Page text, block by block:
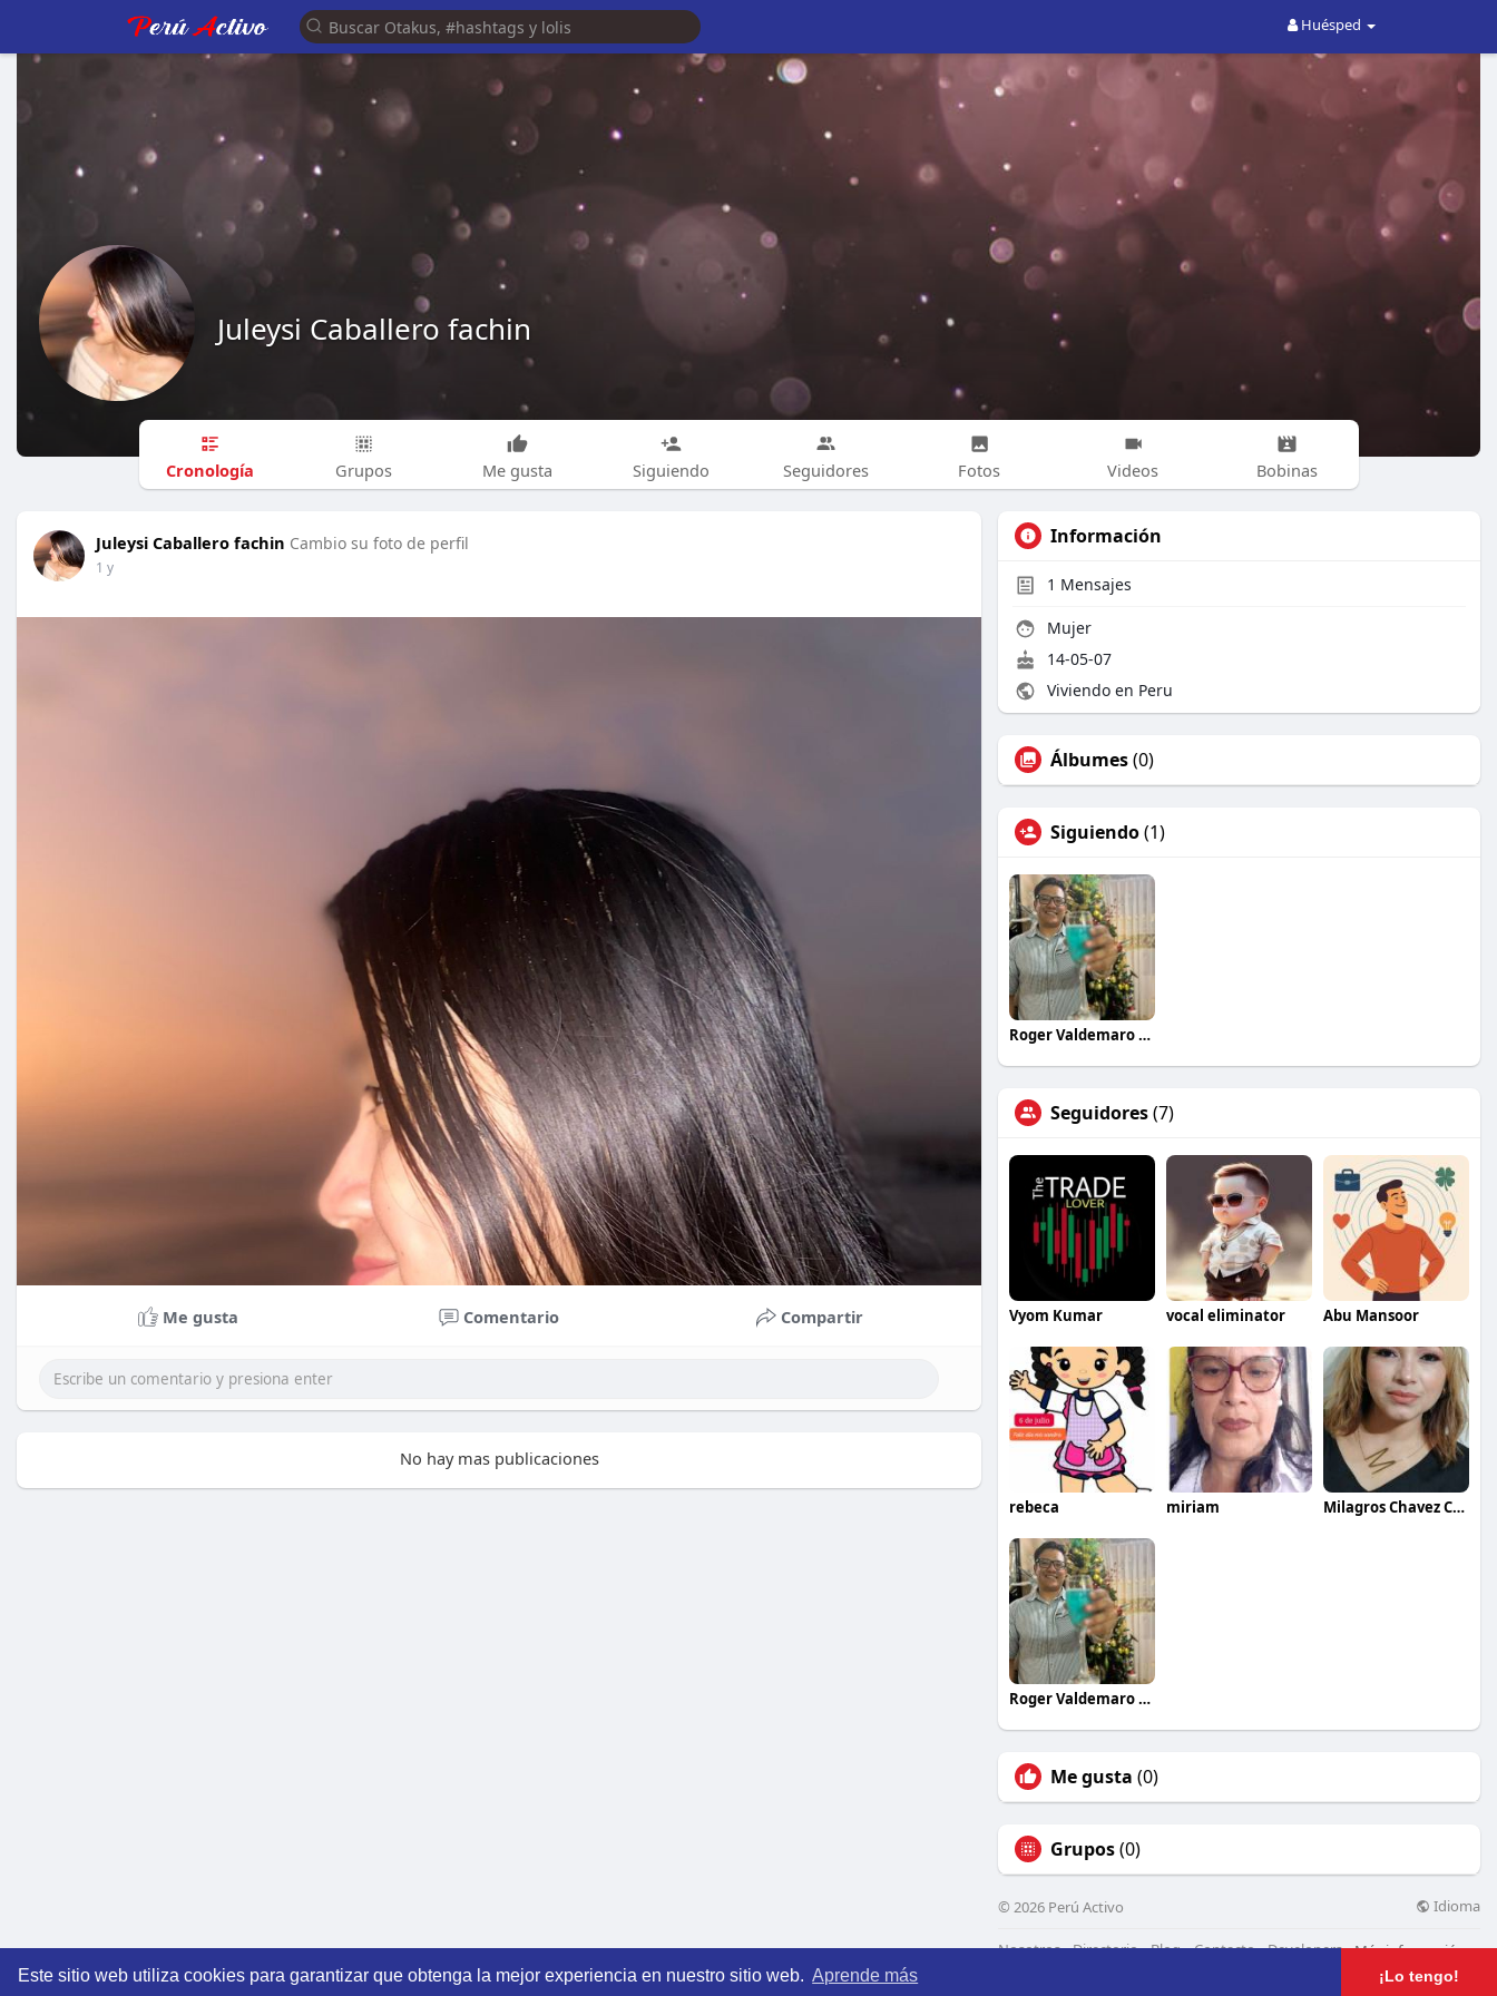
Este sitio web utiliza cookies para garantizar que obtenga la mejor experiencia en nuestro sitio web. Aprende más ¡Lo tengo!
Huésped
Juleysi Caballero fachin
Cronología Grupos Me gusta Siguiendo Seguidores Fotos Videos Bobinas
Juleysi Caballero fachin Cambio su foto de perfil
1 y
Me gusta Comentario Compartir
No hay mas publicaciones
Información
1 Mensajes
Mujer
14-05-07
Viviendo en Peru
Álbumes(0)
Siguiendo(1)
Roger Valdemaro Saldaña Bernal
Seguidores(7)
Vyom Kumar vocal eliminator Abu Mansoor
rebeca miriam Milagros Chavez Cipra
Roger Valdemaro Saldaña Bernal
Me gusta (0)
Grupos(0)
© 2026 Perú Activo Idioma
Nosotros Directorio Blog Contacto Developers Más información